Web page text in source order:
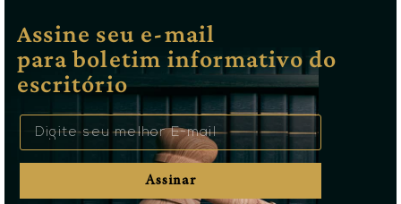
Assine seu e-mail
para boletim informativo do
escritório
Assinar